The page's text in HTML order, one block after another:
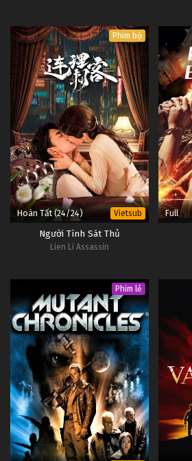
Phim bộ
Hoàn Tất (24/24) Vietsub
Người Tình Sát Thủ
Lien Li Assassin
Full
Phim lẻ